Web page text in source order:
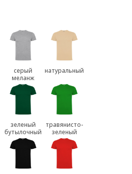
серый
меланж
натуральный
зеленый
бутылочный
травянисто-
зеленый